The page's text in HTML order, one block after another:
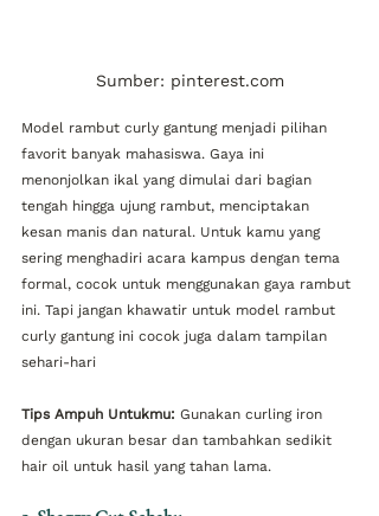
Sumber: pinterest.com
Model rambut curly gantung menjadi pilihan
favorit banyak mahasiswa. Gaya ini
menonjolkan ikal yang dimulai dari bagian
tengah hingga ujung rambut, menciptakan
kesan manis dan natural. Untuk kamu yang
sering menghadiri acara kampus dengan tema
formal, cocok untuk menggunakan gaya rambut
ini. Tapi jangan khawatir untuk model rambut
curly gantung ini cocok juga dalam tampilan
sehari-hari
Tips Ampuh Untukmu: Gunakan curling iron
dengan ukuran besar dan tambahkan sedikit
hair oil untuk hasil yang tahan lama.